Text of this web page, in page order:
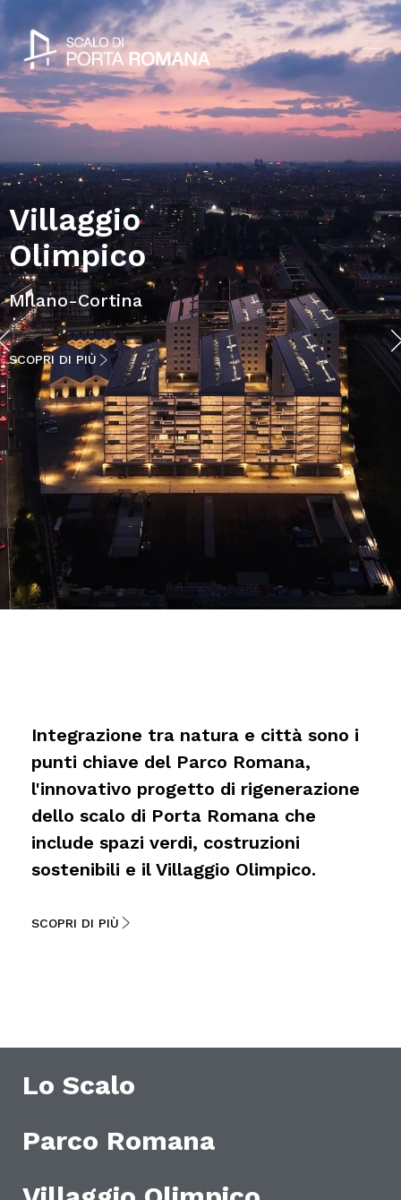
Villaggio
Olimpico
Milano-Cortina
SCOPRI DI PIÙ
Integrazione tra natura e città sono i
punti chiave del Parco Romana,
l'innovativo progetto di rigenerazione
dello scalo di Porta Romana che
include spazi verdi, costruzioni
sostenibili e il Villaggio Olimpico.
SCOPRI DI PIÙ
Lo Scalo
Parco Romana